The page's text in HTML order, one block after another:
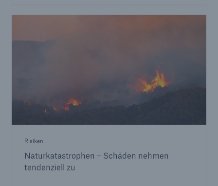
Risiken
Naturkatastrophen – Schäden nehmen
tendenziell zu